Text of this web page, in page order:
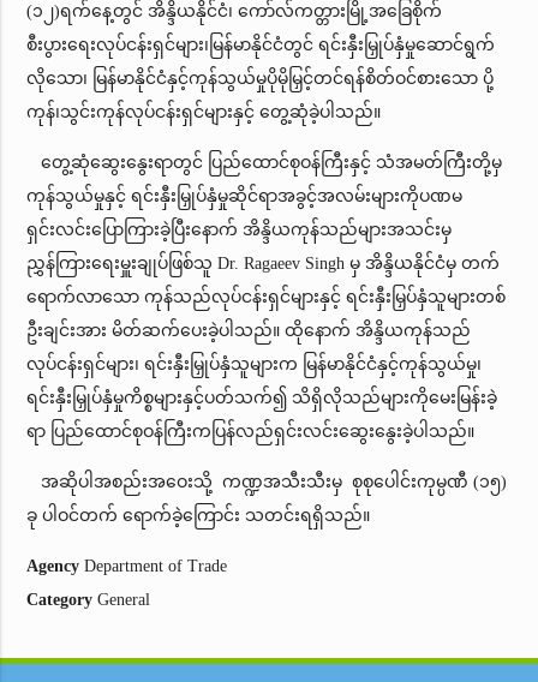
(၁၂)ရက်နေ့တွင် အိန္ဒိယနိုင်ငံ၊ ကော်လ်ကတ္တားမြို့အခြေစိုက်
စီးပွားရေးလုပ်ငန်းရှင်များ၊မြန်မာနိုင်ငံတွင် ရင်းနှီးမြှုပ်နှံမှုဆောင်ရွက်
လိုသော၊ မြန်မာနိုင်ငံနှင့်ကုန်သွယ်မှုပိုမိုမြှင့်တင်ရန်စိတ်ဝင်စားသော ပို့
ကုန်၊သွင်းကုန်လုပ်ငန်းရှင်များနှင့် တွေ့ဆုံခဲ့ပါသည်။
တွေ့ဆုံဆွေးနွေးရာတွင် ပြည်ထောင်စုဝန်ကြီးနှင့် သံအမတ်ကြီးတို့မှ
ကုန်သွယ်မှုနှင့် ရင်းနှီးမြှုပ်နှံမှုဆိုင်ရာအခွင့်အလမ်းများကိုပဏမ
ရှင်းလင်းပြောကြားခဲ့ပြီးနောက် အိန္ဒိယကုန်သည်များအသင်းမှ
ညွှန်ကြားရေးမှူးချုပ်ဖြစ်သူ Dr. Ragaeev Singh မှ အိန္ဒိယနိုင်ငံမှ တက်
ရောက်လာသော ကုန်သည်လုပ်ငန်းရှင်များနှင့် ရင်းနှီးမြှပ်နှံသူများတစ်
ဦးချင်းအား မိတ်ဆက်ပေးခဲ့ပါသည်။ ထိုနောက် အိန္ဒိယကုန်သည်
လုပ်ငန်းရှင်များ၊ ရင်းနှီးမြှုပ်နှံသူများက မြန်မာနိုင်ငံနှင့်ကုန်သွယ်မှု၊
ရင်းနှီးမြှုပ်နှံမှုကိစ္စများနှင့်ပတ်သက်၍ သိရှိလိုသည်များကိုမေးမြန်းခဲ့
ရာ ပြည်ထောင်စုဝန်ကြီးကပြန်လည်ရှင်းလင်းဆွေးနွေးခဲ့ပါသည်။
အဆိုပါအစည်းအဝေးသို့ ကဏ္ဍအသီးသီးမှ စုစုပေါင်းကုမ္ပဏီ (၁၅)
ခု ပါဝင်တက် ရောက်ခဲ့ကြောင်း သတင်းရရှိသည်။
Agency Department of Trade
Category General